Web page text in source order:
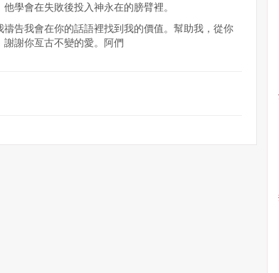
學會在失敗後投入神永在的膀臂裡。
告我會在你的話語裡找到我的價值。幫助我，從你
謝你亙古不變的愛。阿們